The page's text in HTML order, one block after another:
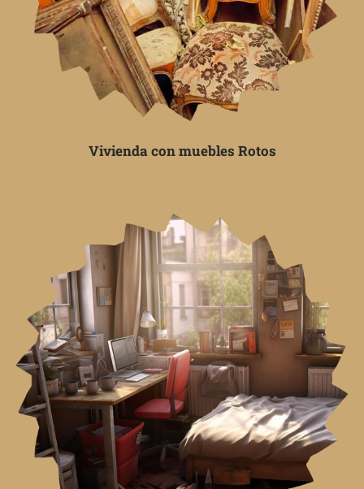
Vivienda con muebles Rotos